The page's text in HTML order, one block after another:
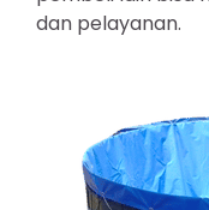
dan pelayanan.